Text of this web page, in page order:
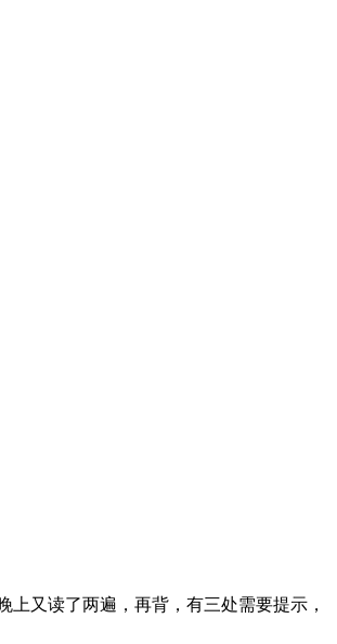
又读了两遍，再背，有三处需要提示，